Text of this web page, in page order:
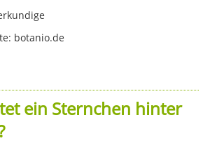
botanio.de
ein Sternchen hinter